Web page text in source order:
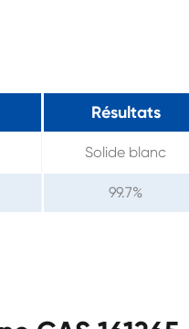
Résultats
Solide blanc
99.7%